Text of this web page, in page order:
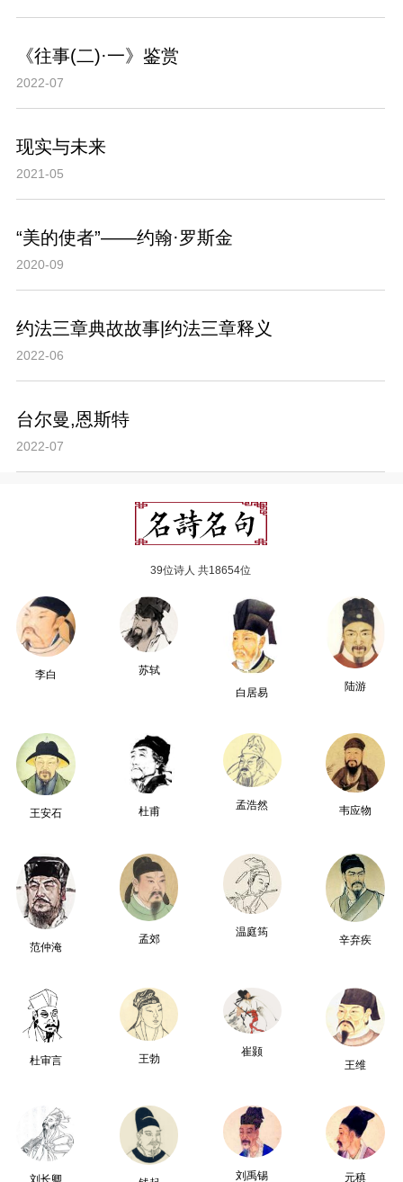
《往事(二)·一》鉴赏
2022-07
现实与未来
2021-05
“美的使者”——约翰·罗斯金
2020-09
约法三章典故故事|约法三章释义
2022-06
台尔曼,恩斯特
2022-07
39位诗人 共18654位
李白
苏轼
白居易
陆游
王安石 杜甫
孟浩然 韦应物
范仲淹
孟郊
温庭筠
辛弃疾
杜审言 王勃
崔颢
王维
刘长卿 刘禹锡 元稹